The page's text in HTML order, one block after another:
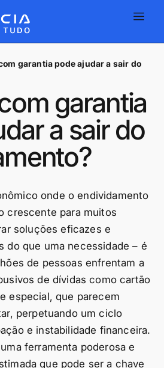
garantia pode ajudar a sair do
garantia
a sair do
onde o endividamento
crescente para muitos
soluções eficazes e
do que uma necessidade – é
de pessoas enfrentam a
de dívidas como cartão
especial, que parecem
perpetuando um ciclo
e instabilidade financeira.
ferramenta poderosa e
que pode ser a chave